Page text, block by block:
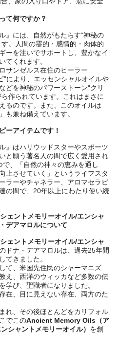
て何ですか？
』には、自然がもたらす“神秘の
。人間の霊的・感情的・肉体的
ーを注いでサポートし、豊かなイ
てくれます。
サンゼルス在住のヒーラー
”により、エッセンシャルオイルや
どを神秘のパワーストーン“クリ
作られています。これはまさに
るのです。また、このオイルは
も兼ね備えています。
ーアイテムです！
』はハリウッドスターやスポーツ
と願う著名人の間で広く愛用され
、「自然の神々の恵みを通し
上させていく」というライフスタ
ラーやチャネラー、アロマセラピ
の間で、20年以上にわたり使い続
ントメモリーオイル/エンシャ
デアマロルについて
ントメモリーオイル/エンシャ
ドナ・デアマロルは、過去25年間
てきました。
て、米国先住民のシャーマニズ
え、西洋のウィッカなど多数の伝
学び、聖職者になりました。
在、目に見えない存在、両方のた
れ、その後ほとんどをカリフォル
でこのAncient Memory Oils（ア
シャントメモリーオイル） を創